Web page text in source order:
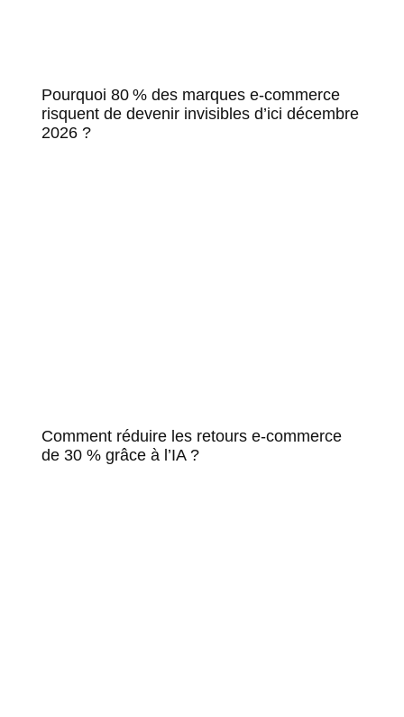
Pourquoi 80 % des marques e-commerce
risquent de devenir invisibles d’ici décembre
2026 ?
Comment réduire les retours e-commerce
de 30 % grâce à l’IA ?